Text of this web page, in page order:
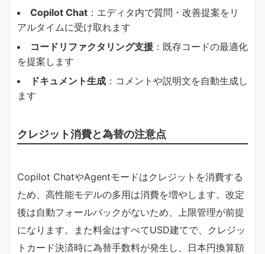
Copilot Chat ​：エディタ内で質問・改善提案をリ
アルタイムに受け取れます
​コードリファクタリング支援​ ​：既存コードの最適化
を提案します
​ドキュメント生成​ ​：コメントや説明文を自動生成し
ます
クレジット消費と為替の注意点
Copilot ChatやAgentモードはクレジットを消費する
ため、高性能モデルの多用は消費を増やします。改定
後は自動フォールバックがないため、上限管理が前提
になります。また料金はすべてUSD建てで、クレジッ
トカード決済時に為替手数料が発生し、日本円換算額